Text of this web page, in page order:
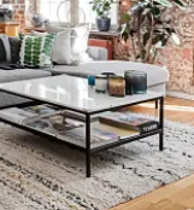
D'hôtes
La Déco
Renovation